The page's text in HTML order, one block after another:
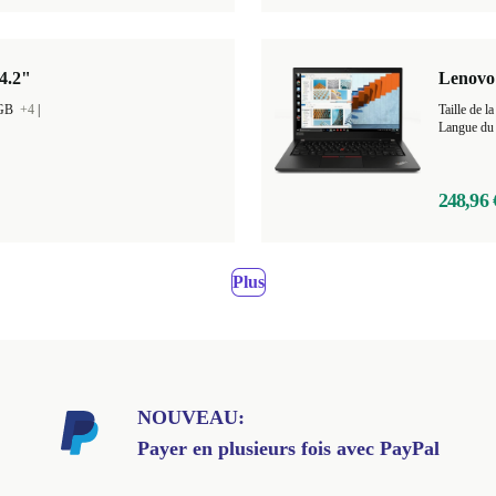
+4
Taille de
Langue
248,96
Plus
NOUVEAU:
Payer en plusieurs fois avec PayPal